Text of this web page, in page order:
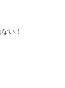
い！